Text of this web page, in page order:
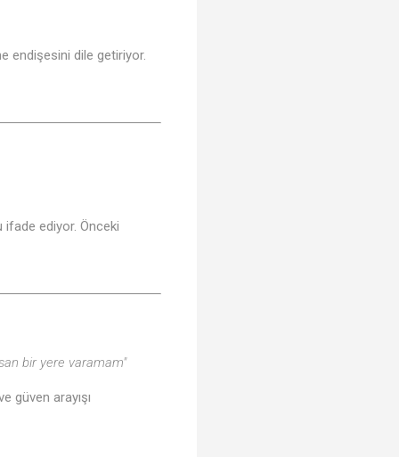
endişesini dile getiriyor.
ediyor. Önceki
bir yere varamam"
güven arayışı